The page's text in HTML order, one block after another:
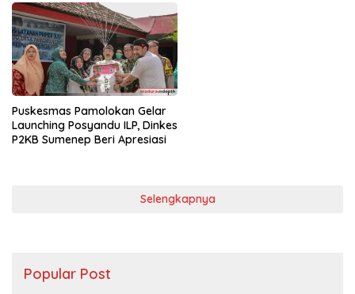
Puskesmas Pamolokan Gelar
Launching Posyandu ILP, Dinkes
P2KB Sumenep Beri Apresiasi
Selengkapnya
Popular Post